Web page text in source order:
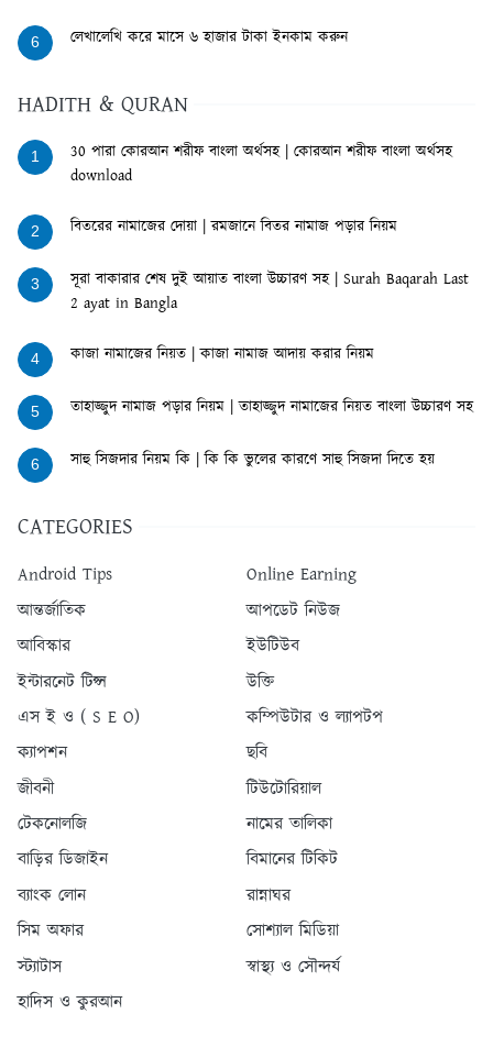
6 লেখালেখি করে মাসে ৬ হাজার টাকা ইনকাম করুন
HADITH & QURAN
1
30 পারা কোরআন শরীফ বাংলা অর্থসহ | কোরআন শরীফ বাংলা অর্থসহ
download
2 বিতরের নামাজের দোয়া | রমজানে বিতর নামাজ পড়ার নিয়ম
3
সূরা বাকারার শেষ দুই আয়াত বাংলা উচ্চারণ সহ | Surah Baqarah Last
2 ayat in Bangla
4 কাজা নামাজের নিয়ত | কাজা নামাজ আদায় করার নিয়ম
5 তাহাজ্জুদ নামাজ পড়ার নিয়ম | তাহাজ্জুদ নামাজের নিয়ত বাংলা উচ্চারণ সহ
6 সাহু সিজদার নিয়ম কি | কি কি ভুলের কারণে সাহু সিজদা দিতে হয়
CATEGORIES
Android Tips
Online Earning
আন্তর্জাতিক
আপডেট নিউজ
আবিস্কার
ইউটিউব
ইন্টারনেট টিপ্স
উক্তি
এস ই ও ( S E O)
কম্পিউটার ও ল্যাপটপ
ক্যাপশন
ছবি
জীবনী
টিউটোরিয়াল
টেকনোলজি
নামের তালিকা
বাড়ির ডিজাইন
বিমানের টিকিট
ব্যাংক লোন
রান্নাঘর
সিম অফার
সোশ্যাল মিডিয়া
স্ট্যাটাস
স্বাস্থ্য ও সৌন্দর্য
হাদিস ও কুরআন